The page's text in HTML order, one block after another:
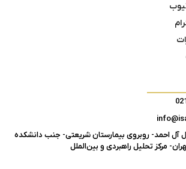
آل احمد- روبروی بیمارستان شریعتی- جنب دانشکده
مرکز تحلیل راهبردی و بین‌الملل